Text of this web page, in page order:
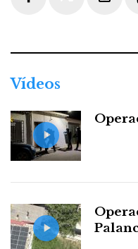
Vídeos